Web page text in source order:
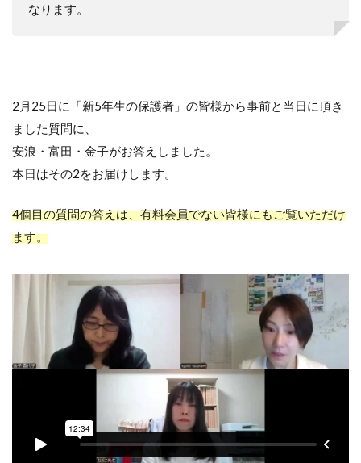
なります。
2月25日に「新5年生の保護者」の皆様から事前と当日に頂き
ました質問に、
安浪・富田・金子がお答えしました。
本日はその2をお届けします。
4個目の質問の答えは、有料会員でない皆様にもご覧いただけ
ます。